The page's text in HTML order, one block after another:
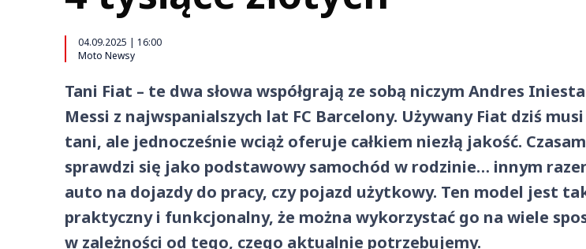
04.09.2025 | 16:00
Moto Newsy
Tani Fiat – te dwa słowa współgrają ze sobą niczym Andres
Messi z najwspanialszych lat FC Barcelony. Używany Fiat dziś
tani, ale jednocześnie wciąż oferuje całkiem niezłą jakość.
sprawdzi się jako podstawowy samochód w rodzinie… innym
auto na dojazdy do pracy, czy pojazd użytkowy. Ten model jest
praktyczny i funkcjonalny, że można wykorzystać go na wiele
w zależności od tego, czego aktualnie potrzebujemy.